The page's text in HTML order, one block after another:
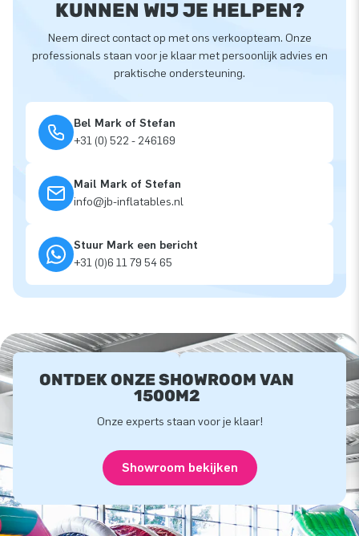
KUNNEN WIJ JE HELPEN?
Neem direct contact op met ons verkoopteam. Onze
professionals staan voor je klaar met persoonlijk advies en
praktische ondersteuning.
Bel Mark of Stefan
+31 (0) 522 - 246169
Mail Mark of Stefan
info@jb-inflatables.nl
Stuur Mark een bericht
+31 (0)6 11 79 54 65
ONTDEK ONZE SHOWROOM VAN
1500M2
Onze experts staan voor je klaar!
Showroom bekijken